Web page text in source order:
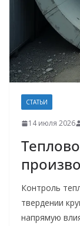
СТАТЬИ
14 июля 2026
Контроль
твердении
напрямую